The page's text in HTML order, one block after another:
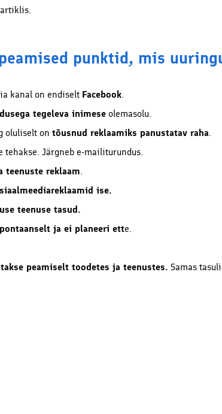
artiklis.
punktid, mis
kanal on endiselt Facebook.
tegeleva inimeseolemasolu.
oluliselt on tõusnud reklaamiks panustatav raha.
tehakse. Järgneb e-mailiturundus.
teenuste reklaam.
ise.
teenuse tasud.
ja ei planeeri ette.
peamiselt toodetes ja teenustes. Samas